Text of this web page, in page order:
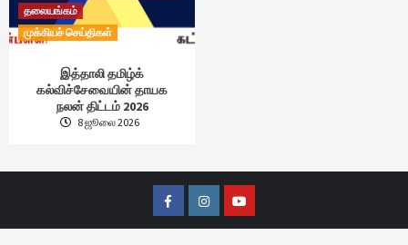
தலையங்கம்
முக்கியச் செய்திகள்
இத்தாலி தமிழ்க்
கல்விச்சேவையின் தாயக
நலன் திட்டம் 2026
8 ஜூலை 2026
FacebookInstagramYoutube